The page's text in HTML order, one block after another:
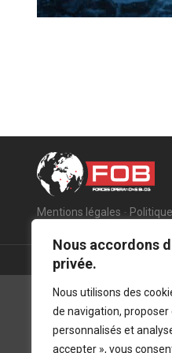
Nous accordons
privée.
Nous utilisons des
de navigation,
personnalisés et
accepter », vous
Mentions légales -